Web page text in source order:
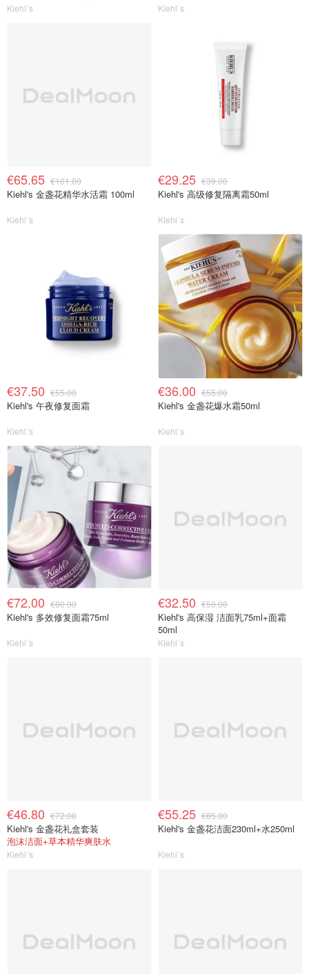
Kiehl´s Kiehl´s
€65.65 €101.00
Kiehl's 金盏花精华水活霜 100ml
Kiehl´s
€29.25 €39.00
Kiehl's 高级修复隔离霜50ml
Kiehl´s
€37.50 €55.00
Kiehl's 午夜修复面霜
Kiehl´s
€36.00 €55.00
Kiehl's 金盏花爆水霜50ml
Kiehl´s
€72.00 €80.00
Kiehl's 多效修复面霜75ml
Kiehl´s
€32.50 €50.00
Kiehl's 高保湿 洁面乳75ml+面霜
50ml
Kiehl´s
€46.80 €72.00
Kiehl's 金盏花礼盒套装
泡沫洁面+草本精华爽肤水
Kiehl´s
€55.25 €85.00
Kiehl's 金盏花洁面230ml+水250ml
Kiehl´s